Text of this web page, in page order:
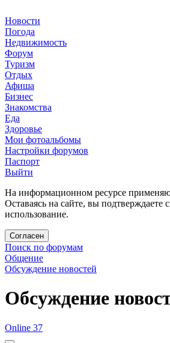
Новости
Погода
Недвижимость
Форум
Туризм
Отдых
Афиша
Бизнес
Знакомства
Еда
Здоровье
Мои фотоальбомы
Настройки форумов
Паспорт
Выйти
На информационном ресурсе
Оставаясь на сайте, вы подтверждаете
использование.
Согласен
Поиск по форумам
Общение
Обсуждение новостей
Обсуждение
Online 37